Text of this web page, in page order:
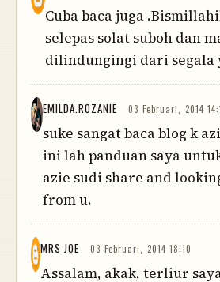
Cuba baca juga
selepas solat suboh dan
dilindungingi dari segala
EMILDA.ROZANIE 03 Februari, 2014
suke sangat baca blog k
ini lah panduan saya
azie sudi share and
from u.
MRS JOE 03 Februari, 2014 18:10
Assalam, akak, terliur